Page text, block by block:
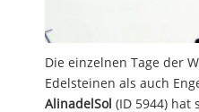
Die einzelnen Tage der
Edelsteinen als auch
AlinadelSol (ID 5944) hat